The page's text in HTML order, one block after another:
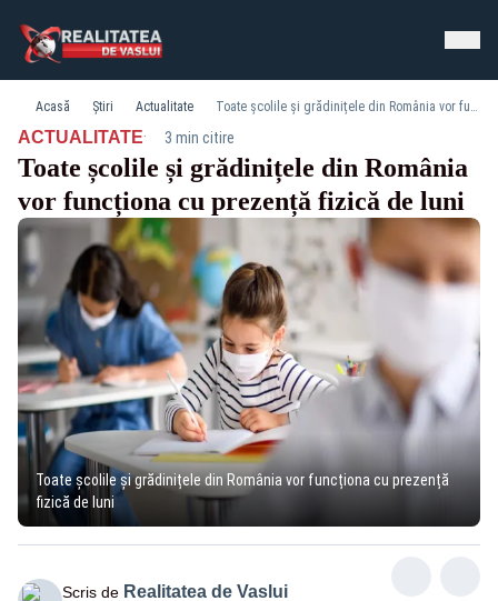
Acasă Știri Actualitate Toate școlile și grădinițele din România vor funcționa cu prezență fizică de luni
ACTUALITATE· 3 min citire
Toate școlile și grădinițele din România
vor funcționa cu prezență fizică de luni
Toate școlile și grădinițele din România vor funcționa cu prezență
fizică de luni
Scris de Realitatea de Vaslui